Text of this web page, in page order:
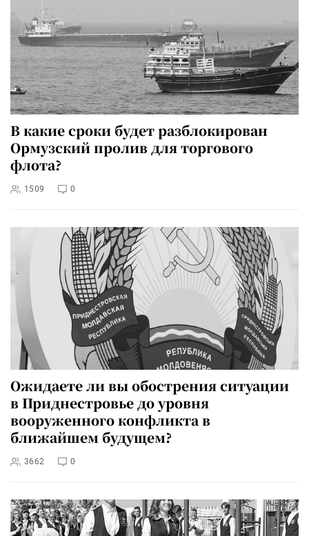
В какие сроки будет разблокирован
Ормузский пролив для торгового
флота?
1509 0
Ожидаете ли вы обострения ситуации
в Приднестровье до уровня
вооруженного конфликта в
ближайшем будущем?
3662 0